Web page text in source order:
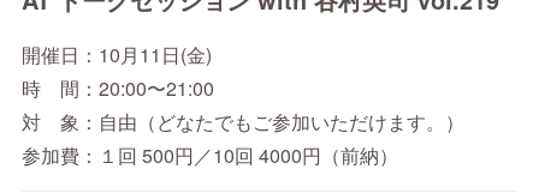
開催日：10月11日(金)
時 間：20:00〜21:00
対 象：自由（どなたでもご参加いただけます。）
参加費：１回 500円／10回 4000円（前納）